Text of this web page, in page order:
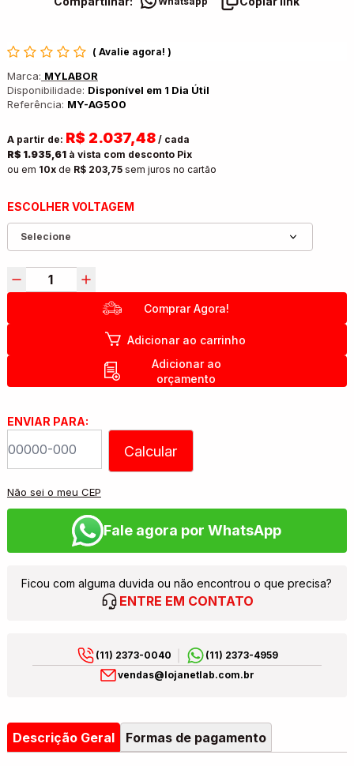
( Avalie agora! )
Marca: MYLABOR
Disponibilidade: Disponível em 1 Dia Útil
Referência: MY-AG500
A partir de: R$ 2.037,48/ cada
R$ 1.935,61à vista com desconto Pix
ou em 10xde R$ 203,75sem juros no cartão
ESCOLHER VOLTAGEM
Selecione
VOLTAGEM: 220V
Comprar Agora!
Adicionar ao carrinho
Adicionar ao
orçamento
ENVIAR PARA:
Calcular
Não sei o meu CEP
Fale agora por WhatsApp
Ficou com alguma duvida ou não encontrou o que precisa?
ENTRE EM CONTATO
(11) 2373-0040
(11) 2373-4959
vendas@lojanetlab.com.br
Descrição Geral Formas de pagamento